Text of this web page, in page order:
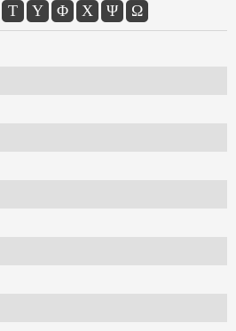
Τ Υ Φ Χ Ψ Ω